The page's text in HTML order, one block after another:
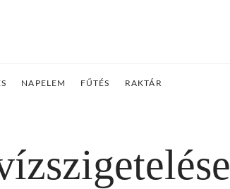
NAPELEM FŰTÉS RAKTÁR